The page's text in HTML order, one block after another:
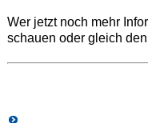
Wer jetzt noch mehr
schauen oder gleich